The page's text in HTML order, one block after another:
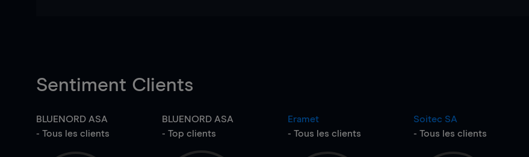
Sentiment Clients
BLUENORD ASA
- Tous les clients
BLUENORD ASA
- Top clients
Eramet
- Tous les clients
Soitec SA
- Tous les clients